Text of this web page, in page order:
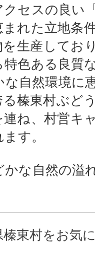
セスの良い
れた立地条
生産してお
色ある良質
自然環境に
榛東村ぶど
ね、村営キ
す。
な自然の溢
榛東村をお気